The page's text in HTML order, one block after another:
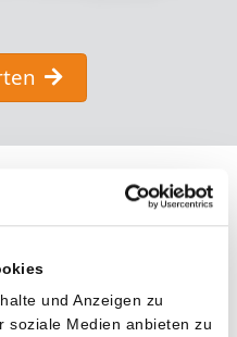
und Anzeigen zu
soziale Medien anbieten zu